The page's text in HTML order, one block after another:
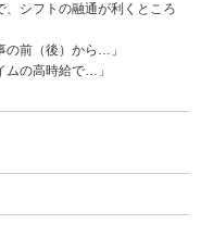
、シフトの融通が利くところ
の前（後）から…」
ムの高時給で…」